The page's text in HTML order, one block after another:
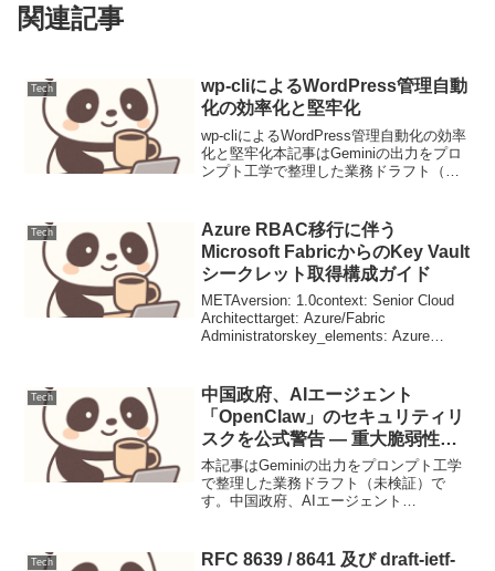
関連記事
Tech
wp-cliによるWordPress管理自動
化の効率化と堅牢化
wp-cliによるWordPress管理自動化の効率
化と堅牢化本記事はGeminiの出力をプロ
ンプト工学で整理した業務ドラフト（未
イン、テーマの更新、データベー...
Tech
Azure RBAC移行に伴う
Microsoft FabricからのKey Vault
シークレット取得構成ガイド
METAversion: 1.0context: Senior Cloud
Architecttarget: Azure/Fabric
Administratorskey_elements: Azure
Tech
中国政府、AIエージェント
「OpenClaw」のセキュリティリ
スクを公式警告 ― 重大脆弱性
CVE-2026-25253が発覚
本記事はGeminiの出力をプロンプト工学
で整理した業務ドラフト（未検証）で
す。中国政府、AIエージェント
発覚2026年2月、中国の国家サイバー...
Tech
RFC 8639 / 8641 及び draft-ietf-